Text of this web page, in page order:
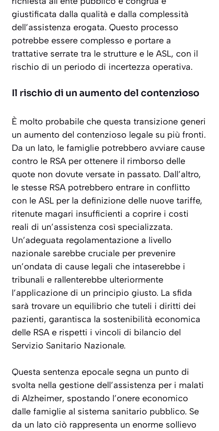
giustificata dalla qualità e dalla complessità
dell’assistenza erogata. Questo processo
potrebbe essere complesso e portare a
trattative serrate tra le strutture e le ASL, con il
rischio di un periodo di incertezza operativa.
Il rischio di un aumento del contenzioso
È molto probabile che questa transizione generi
un aumento del contenzioso legale su più fronti.
Da un lato, le famiglie potrebbero avviare cause
contro le RSA per ottenere il rimborso delle
quote non dovute versate in passato. Dall’altro,
le stesse RSA potrebbero entrare in conflitto
con le ASL per la definizione delle nuove tariffe,
ritenute magari insufficienti a coprire i costi
reali di un’assistenza così specializzata.
Un’adeguata regolamentazione a livello
nazionale sarebbe cruciale per prevenire
un’ondata di cause legali che intaserebbe i
tribunali e rallenterebbe ulteriormente
l’applicazione di un principio giusto. La sfida
sarà trovare un equilibrio che tuteli i diritti dei
pazienti, garantisca la sostenibilità economica
delle RSA e rispetti i vincoli di bilancio del
Servizio Sanitario Nazionale.
Questa sentenza epocale segna un punto di
svolta nella gestione dell’assistenza per i malati
di Alzheimer, spostando l’onere economico
dalle famiglie al sistema sanitario pubblico. Se
da un lato ciò rappresenta un enorme sollievo